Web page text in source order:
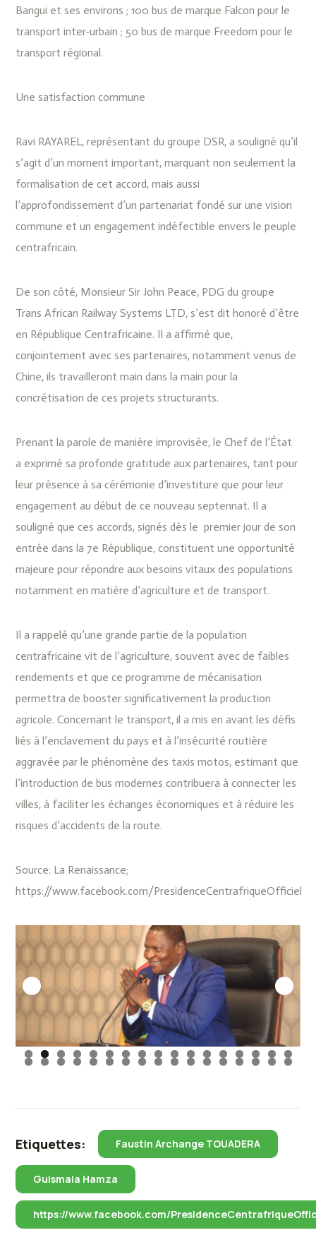
Bangui et ses environs ; 100 bus de marque Falcon pour le
transport inter-urbain ; 50 bus de marque Freedom pour le
transport régional.
Une satisfaction commune
Ravi RAYAREL, représentant du groupe DSR, a souligné qu’il
s’agit d’un moment important, marquant non seulement la
formalisation de cet accord, mais aussi
l’approfondissement d’un partenariat fondé sur une vision
commune et un engagement indéfectible envers le peuple
centrafricain.
‎De son côté, Monsieur Sir John Peace, PDG du groupe
Trans African Railway Systems LTD, s’est dit honoré d’être
en République Centrafricaine. Il a affirmé que,
conjointement avec ses partenaires, notamment venus de
Chine, ils travailleront main dans la main pour la
concrétisation de ces projets structurants.
Prenant la parole de manière improvisée, le Chef de l’État
a exprimé sa profonde gratitude aux partenaires, tant pour
leur présence à sa cérémonie d’investiture que pour leur
engagement au début de ce nouveau septennat. Il a
souligné que ces accords, signés dès le premier jour de son
entrée dans la 7e République, constituent une opportunité
majeure pour répondre aux besoins vitaux des populations
notamment en matière d’agriculture et de transport.
‎Il a rappelé qu’une grande partie de la population
centrafricaine vit de l’agriculture, souvent avec de faibles
rendements et que ce programme de mécanisation
permettra de booster significativement la production
agricole. Concernant le transport, il a mis en avant les défis
liés à l’enclavement du pays et à l’insécurité routière
aggravée par le phénomène des taxis motos, estimant que
l’introduction de bus modernes contribuera à connecter les
villes, à faciliter les échanges économiques et à réduire les
risques d’accidents de la route.
Source: La Renaissance;
https://www.facebook.com/PresidenceCentrafriqueOfficiel
Etiquettes: Faustin Archange TOUADERA
Guismala Hamza
https://www.facebook.com/